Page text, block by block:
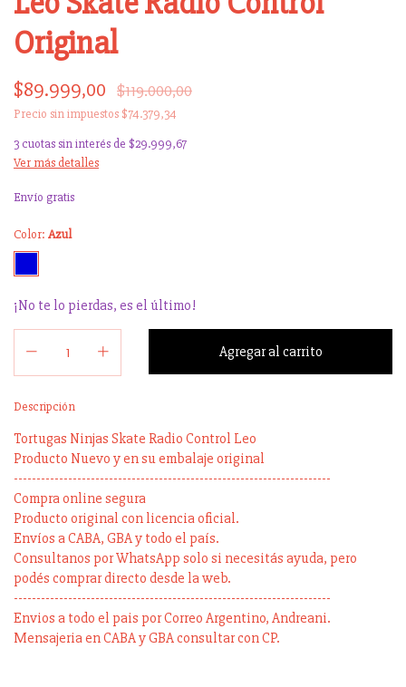
Original
$89.999,00 $119.000,00
Precio sin impuestos $74.379,34
3 cuotas sin interés de $29.999,67
Ver más detalles
Envío gratis
Color: Azul
¡No te lo pierdas, es el último!
Descripción
Tortugas Ninjas Skate Radio Control Leo
Producto Nuevo y en su embalaje original
----------------------------------------------------------------------
Compra online segura
Producto original con licencia oficial.
Envíos a CABA, GBA y todo el país.
Consultanos por WhatsApp solo si necesitás ayuda, pero
podés comprar directo desde la web.
----------------------------------------------------------------------
Envios a todo el pais por Correo Argentino, Andreani.
Mensajeria en CABA y GBA consultar con CP.